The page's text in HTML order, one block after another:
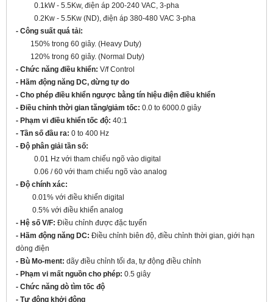
0.1kW - 5.5Kw, điện áp 200-240 VAC, 3-pha
0.2Kw - 5.5Kw (ND), điện áp 380-480 VAC 3-pha
- Công suất quá tải:
150% trong 60 giây. (Heavy Duty)
120% trong 60 giây. (Normal Duty)
- Chức năng điều khiển: V/f Control
- Hãm động năng DC, dừng tự do
- Cho phép điều khiển ngược bằng tín hiệu điện điều khiển
- Điều chỉnh thời gian tăng/giảm tốc: 0.0 to 6000.0 giây
- Phạm vi điều khiển tốc độ: 40:1
- Tần số đầu ra: 0 to 400 Hz
- Độ phân giải tần số:
0.01 Hz với tham chiếu ngõ vào digital
0.06 / 60 với tham chiếu ngõ vào analog
- Độ chính xác:
0.01% với điều khiển digital
0.5% với điều khiển analog
- Hệ số V/F: Điều chỉnh được đặc tuyến
- Hãm động năng DC: Điều chỉnh biên độ, điều chỉnh thời gian, giới hạn
dòng điện
- Bù Mo-ment: dãy điều chỉnh tối đa, tự động điều chỉnh
- Phạm vi mất nguồn cho phép: 0.5 giây
- Chức năng dò tìm tốc độ
- Tự động khởi động